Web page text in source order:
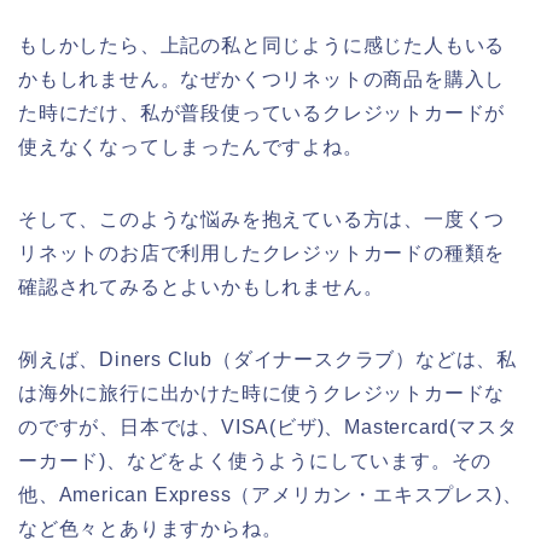
もしかしたら、上記の私と同じように感じた人もいる
かもしれません。なぜかくつリネットの商品を購入し
た時にだけ、私が普段使っているクレジットカードが
使えなくなってしまったんですよね。
そして、このような悩みを抱えている方は、一度くつ
リネットのお店で利用したクレジットカードの種類を
確認されてみるとよいかもしれません。
例えば、Diners Club（ダイナースクラブ）などは、私
は海外に旅行に出かけた時に使うクレジットカードな
のですが、日本では、VISA(ビザ)、Mastercard(マスタ
ーカード)、などをよく使うようにしています。その
他、American Express（アメリカン・エキスプレス)、
など色々とありますからね。